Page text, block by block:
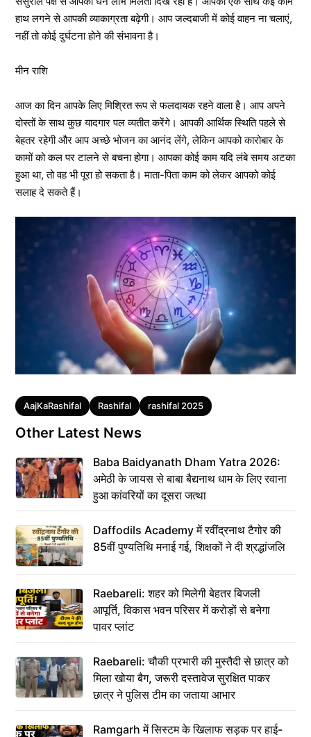
हाथ लगने से आपकी व्याकाग्रता बढ़ेगी। आप जल्दबाजी में कोई वाहन ना चलाएं,
नहीं तो कोई दुर्घटना होने की संभावना है।
मीन राशि
आज का दिन आपके लिए मिश्रित रूप से फलदायक रहने वाला है। आप अपने
दोस्तों के साथ कुछ यादगार पल व्यतीत करेंगे। आपकी आर्थिक स्थिति पहले से
बेहतर रहेगी और आप अच्छे भोजन का आनंद लेंगे, लेकिन आपको कारोबार के
कामों को कल पर टालने से बचना होगा। आपका कोई काम यदि लंबे समय अटका
हुआ था, तो वह भी पूरा हो सकता है। माता-पिता काम को लेकर आपको कोई
सलाह दे सकते हैं।
Tags
AajKaRashifal Rashifal rashifal 2025
Other Latest News
Baba Baidyanath Dham Yatra 2026:
अमेठी के जायस से बाबा बैद्यनाथ धाम के लिए रवाना
हुआ कांवरियों का दूसरा जत्था
Daffodils Academy में रवींद्रनाथ टैगोर की
85वीं पुण्यतिथि मनाई गई, शिक्षकों ने दी श्रद्धांजलि
Raebareli: शहर को मिलेगी बेहतर बिजली
आपूर्ति, विकास भवन परिसर में करोड़ों से बनेगा
पावर प्लांट
Raebareli: चौकी प्रभारी की मुस्तैदी से छात्र को
मिला खोया बैग, जरूरी दस्तावेज सुरक्षित पाकर
छात्र ने पुलिस टीम का जताया आभार
Ramgarh में सिस्टम के खिलाफ सड़क पर हाई-